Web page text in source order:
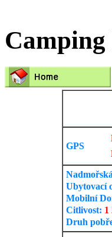
GPS
Ubytovací
Mobilní
Citlivost: 1
Druh